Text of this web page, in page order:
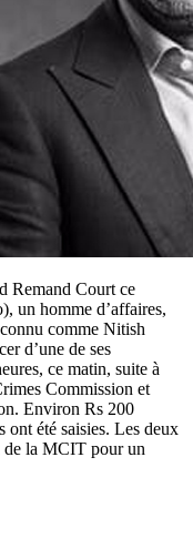
Remand Court ce
un homme d’affaires,
comme Nitish
d’une de ses
ce matin, suite à
Commission et
Environ Rs 200
ont été saisies. Les deux
de la MCIT pour un